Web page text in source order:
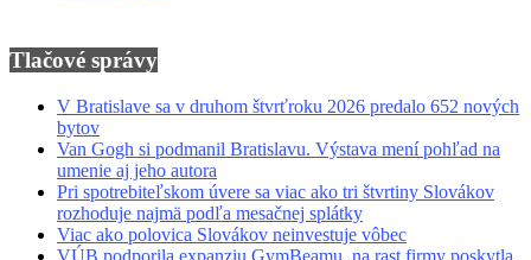
Tlačové správy
V Bratislave sa v druhom štvrťroku 2026 predalo 652 nových
bytov
Van Gogh si podmanil Bratislavu. Výstava mení pohľad na
umenie aj jeho autora
Pri spotrebiteľskom úvere sa viac ako tri štvrtiny Slovákov
rozhoduje najmä podľa mesačnej splátky
Viac ako polovica Slovákov neinvestuje vôbec
VÚB podporila expanziu GymBeamu, na rast firmy poskytla